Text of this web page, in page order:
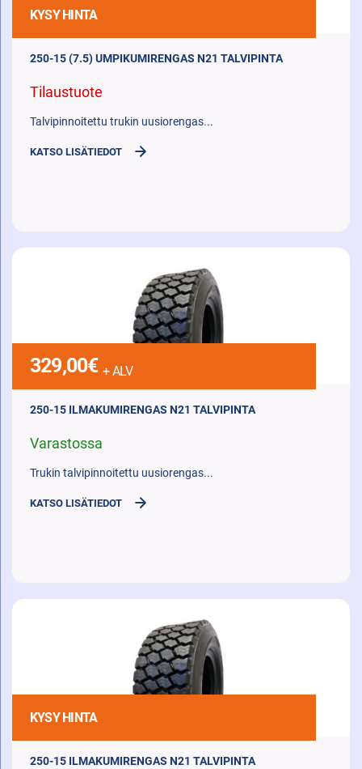
KYSY HINTA
250-15 (7.5) UMPIKUMIRENGAS N21 TALVIPINTA
Tilaustuote
Talvipinnoitettu trukin uusiorengas...
KATSO LISÄTIEDOT
329,00€ + ALV
250-15 ILMAKUMIRENGAS N21 TALVIPINTA
Varastossa
Trukin talvipinnoitettu uusiorengas...
KATSO LISÄTIEDOT
KYSY HINTA
250-15 ILMAKUMIRENGAS N21 TALVIPINTA